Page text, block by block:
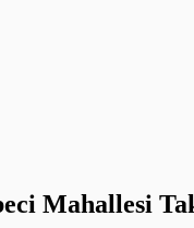
Mahallesi